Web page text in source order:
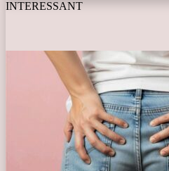
INTERESSANT